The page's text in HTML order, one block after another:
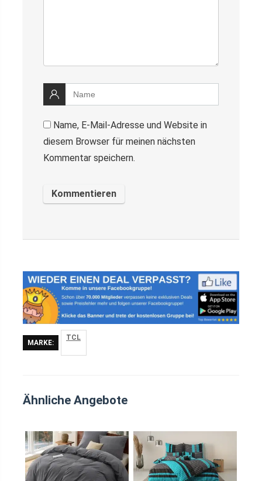
Name, E-Mail-Adresse und Website in
diesem Browser für meinen nächsten
Kommentar speichern.
MARKE:
TCL
Ähnliche Angebote